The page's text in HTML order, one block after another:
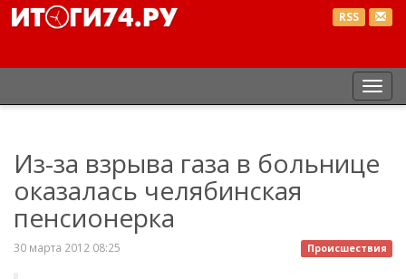
RSS
Из-за взрыва газа в больнице
оказалась челябинская
пенсионерка
Происшествия
30 марта 2012 08:25